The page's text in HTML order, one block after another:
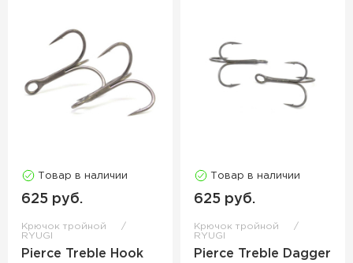
Товар в наличии
625 руб.
Крючок тройной
RYUGI
Pierce Treble Hook
Товар в наличии
625 руб.
Крючок тройной
RYUGI
Pierce Treble Dagger